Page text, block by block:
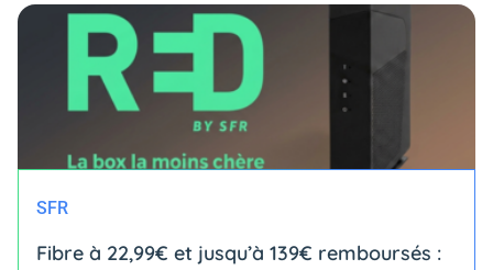
SFR
Fibre à 22,99€ et jusqu’à 139€ remboursés :